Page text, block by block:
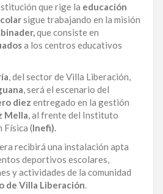
que rige la educación
sigue trabajando en la misión
que consiste en
a los centros educativos
, del sector de Villa Liberación,
, será el escenario del
diez entregado en la gestión
Mella, al frente del Instituto
Física (Inefi).
recibirá una instalación apta
deportivos escolares,
y actividades de la comunidad
de Villa Liberación.